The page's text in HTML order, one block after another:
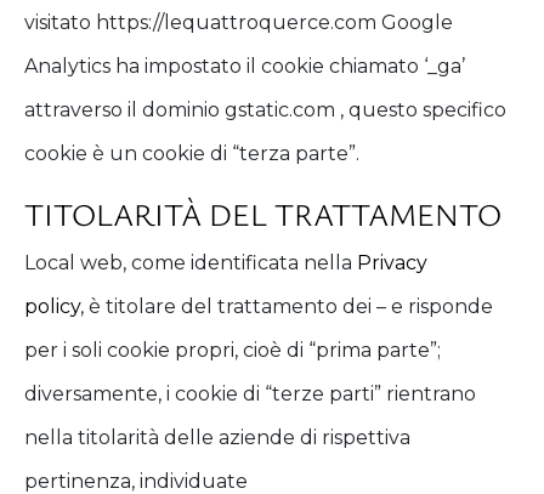
visitato https://lequattroquerce.com Google
Analytics ha impostato il cookie chiamato ‘_ga’
attraverso il dominio gstatic.com , questo specifico
cookie è un cookie di “terza parte”.
TITOLARITÀ DEL TRATTAMENTO
Local web, come identificata nella Privacy
policy, è titolare del trattamento dei – e risponde
per i soli cookie propri, cioè di “prima parte”;
diversamente, i cookie di “terze parti” rientrano
nella titolarità delle aziende di rispettiva
pertinenza, individuate